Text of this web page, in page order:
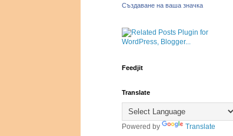
Създаване на ваша значка
Feedjit
Translate
Powered by Translate